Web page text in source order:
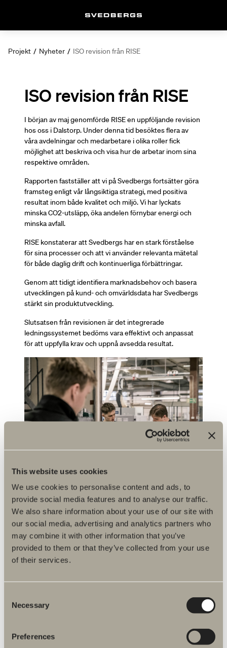
This website uses cookies
We use cookies to personalise content and ads, to
provide social media features and to analyse our traffic.
We also share information about your use of our site with
our social media, advertising and analytics partners who
may combine it with other information that you’ve
provided to them or that they’ve collected from your use
of their services.
Selection
Necessary
Preferences
Projekt / Nyheter / ISO revision från RISE
ISO revision från RISE
I början av maj genomförde RISE en uppföljande revision
hos oss i Dalstorp. Under denna tid besöktes flera av
våra avdelningar och medarbetare i olika roller fick
möjlighet att beskriva och visa hur de arbetar inom sina
respektive områden.
Rapporten fastställer att vi på Svedbergs fortsätter göra
framsteg enligt vår långsiktiga strategi, med positiva
resultat inom både kvalitet och miljö. Vi har lyckats
minska CO2-utsläpp, öka andelen förnybar energi och
minska avfall.
RISE konstaterar att Svedbergs har en stark förståelse
för sina processer och att vi använder relevanta mätetal
för både daglig drift och kontinuerliga förbättringar.
Genom att tidigt identifiera marknadsbehov och basera
utvecklingen på kund- och omvärldsdata har Svedbergs
stärkt sin produktutveckling.
Slutsatsen från revisionen är det integrerade
ledningssystemet bedöms vara effektivt och anpassat
för att uppfylla krav och uppnå avsedda resultat.
LÄS MER OM VÅRT HÅLLBARHETSARBETE HÄR
Du kanske är intresserad av
Nytt case: BRF Knytkalaset
Nytt case: BRF Linden